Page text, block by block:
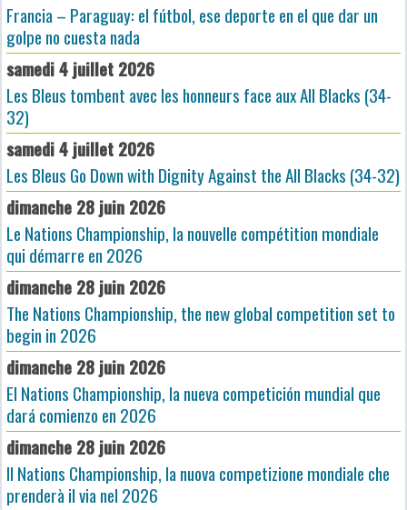
Francia – Paraguay: el fútbol, ese deporte en el que dar un
golpe no cuesta nada
samedi 4 juillet 2026
Les Bleus tombent avec les honneurs face aux All Blacks (34-
32)
samedi 4 juillet 2026
Les Bleus Go Down with Dignity Against the All Blacks (34-32)
dimanche 28 juin 2026
Le Nations Championship, la nouvelle compétition mondiale
qui démarre en 2026
dimanche 28 juin 2026
The Nations Championship, the new global competition set to
begin in 2026
dimanche 28 juin 2026
El Nations Championship, la nueva competición mundial que
dará comienzo en 2026
dimanche 28 juin 2026
Il Nations Championship, la nuova competizione mondiale che
prenderà il via nel 2026